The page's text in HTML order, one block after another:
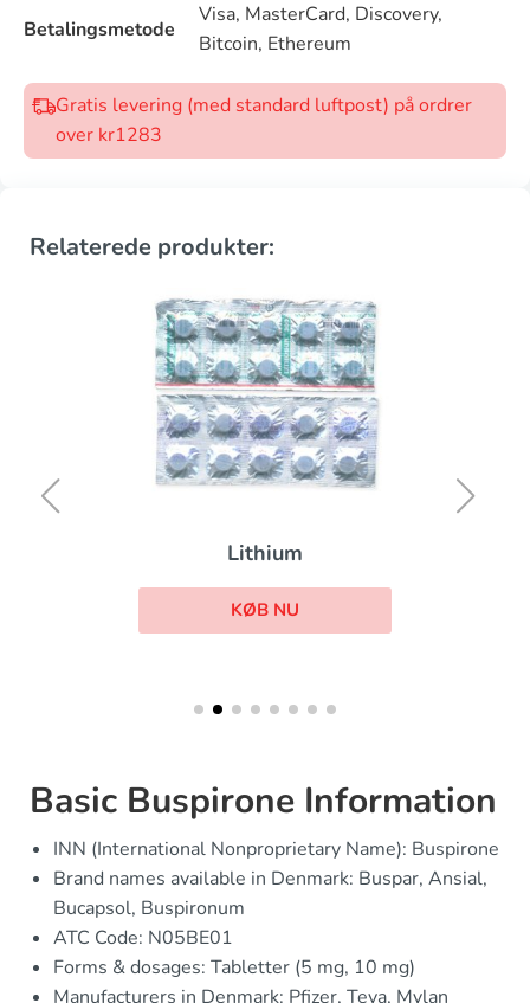
Betalingsmetode
Visa, MasterCard, Discovery,
Bitcoin, Ethereum
Gratis levering (med standard luftpost) på ordrer
over kr1283
Relaterede produkter:
Lithium
KØB NU
Basic Buspirone Information
INN (International Nonproprietary Name): Buspirone
Brand names available in Denmark: Buspar, Ansial,
Bucapsol, Buspironum
ATC Code: N05BE01
Forms & dosages: Tabletter (5 mg, 10 mg)
Manufacturers in Denmark: Pfizer, Teva, Mylan